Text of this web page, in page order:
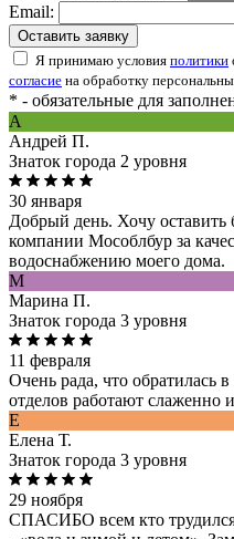
Email:
Оставить заявку
Я принимаю условия политики
согласие на обработку
* - обязательные для
A
Андрей П.
Знаток города 2 уровня
30 января
Добрый день. Хочу оставить
компании Мособлбур за
водоснабжению моего дома.
М
Марина П.
Знаток города 3 уровня
11 февраля
Очень рада, что обратилась
отделов работают слаженно
Е
Елена Т.
Знаток города 3 уровня
29 ноября
СПАСИБО всем кто